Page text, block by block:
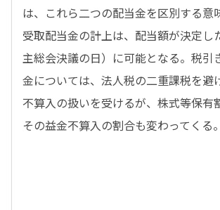
は、これら二つの配当金を区別する意
受取配当金の計上は、配当額が決定し
主総会決議の日）に可能となる。税引
金については、法人税の二重課税を避
不算入の扱いを受けるが、株式等保有
その益金不算入の割合も変わってくる。